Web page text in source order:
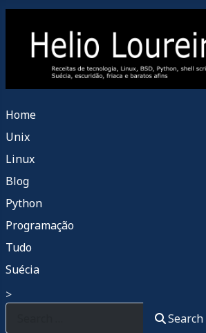
Home
Unix
Linux
Blog
Python
Programação
Tudo
Suécia
>
Search